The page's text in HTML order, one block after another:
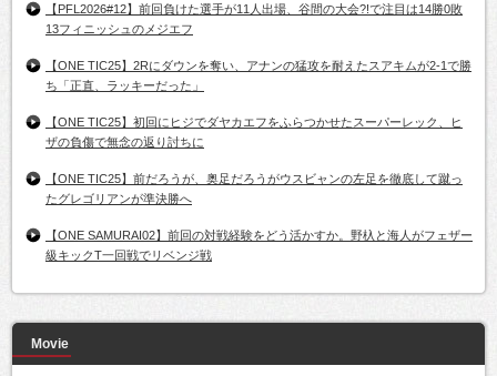
【PFL2026#12】前回負けた選手が11人出場、谷間の大会?!で注目は14勝0敗
13フィニッシュのメジエフ
【ONE TIC25】2Rにダウンを奪い、アナンの猛攻を耐えたスアキムが2-1で勝
ち「正直、ラッキーだった」
【ONE TIC25】初回にヒジでダヤカエフをふらつかせたスーパーレック、ヒ
ザの負傷で無念の返り討ちに
【ONE TIC25】前だろうが、奥足だろうがウスビャンの左足を徹底して蹴っ
たグレゴリアンが準決勝へ
【ONE SAMURAI02】前回の対戦経験をどう活かすか。野杁と海人がフェザー
級キックT一回戦でリベンジ戦
Movie